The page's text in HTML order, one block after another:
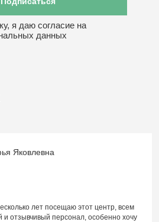
я даю согласие на
данных
Яковлевна
лет посещаю этот центр, всем
и отзывчивый персонал, особенно хочу